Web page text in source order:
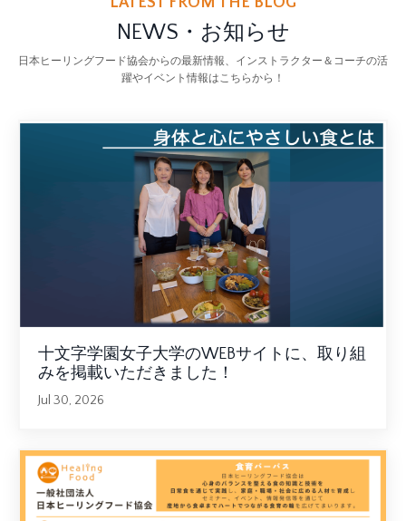
NEWS・お知らせ
日本ヒーリングフード協会からの最新情報、インストラクター＆コーチの活
躍やイベント情報はこちらから！
十文字学園女子大学のWEBサイトに、取り組
みを掲載いただきました！
Jul 30, 2026